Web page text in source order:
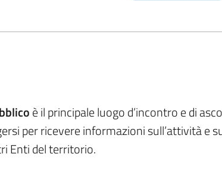
è il principale luogo d’incontro e di
per ricevere informazioni sull’attività e
Enti del territorio.